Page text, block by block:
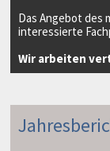
Das Angebot des
interessierte
Wir arbeiten